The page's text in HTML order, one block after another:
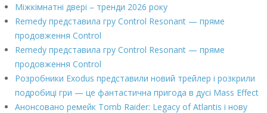
Міжкімнатні двері – тренди 2026 року
Remedy представила гру Control Resonant — пряме
продовження Control
Remedy представила гру Control Resonant — пряме
продовження Control
Розробники Exodus представили новий трейлер і розкрили
подробиці гри — це фантастична пригода в дусі Mass Effect
Анонсовано ремейк Tomb Raider: Legacy of Atlantis і нову